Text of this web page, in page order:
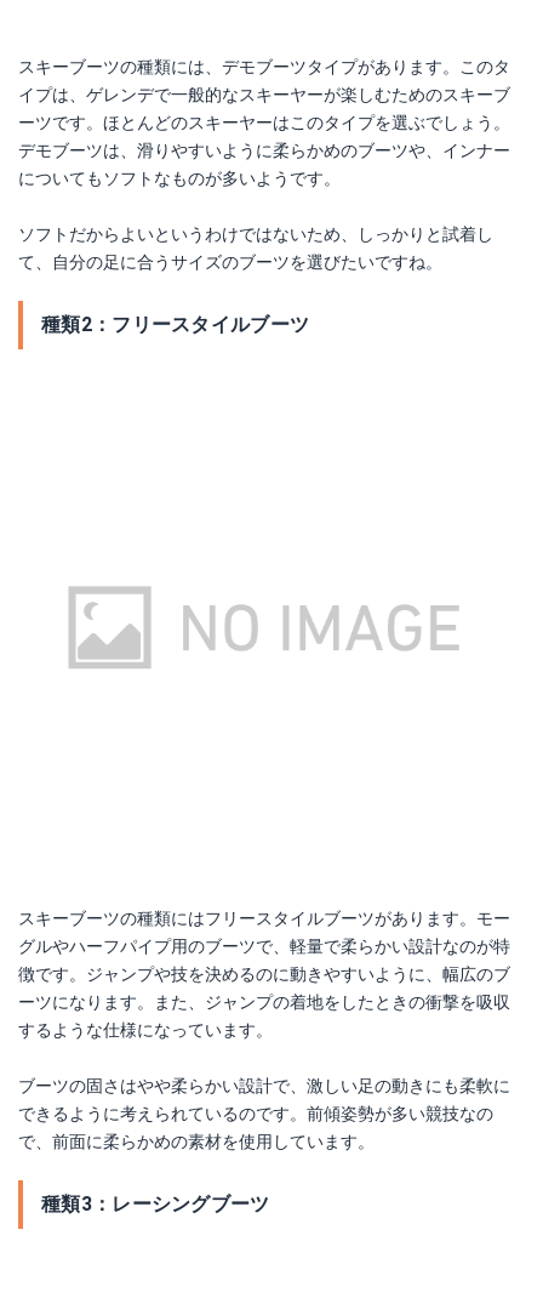
【18-19 NEWモデル】FULL TILT〔フルチルト スキーブーツ〕＜2019＞Descendant 6 [ディセンダント 6]
Amazonで詳細を見る
楽天で詳細を見る
スキーブーツの種類には、デモブーツタイプがあります。このタ
イプは、ゲレンデで一般的なスキーヤーが楽しむためのスキーブ
ーツです。ほとんどのスキーヤーはこのタイプを選ぶでしょう。
デモブーツは、滑りやすいように柔らかめのブーツや、インナー
についてもソフトなものが多いようです。
ソフトだからよいというわけではないため、しっかりと試着し
て、自分の足に合うサイズのブーツを選びたいですね。
種類2：フリースタイルブーツ
スキーブーツの種類にはフリースタイルブーツがあります。モー
グルやハーフパイプ用のブーツで、軽量で柔らかい設計なのが特
徴です。ジャンプや技を決めるのに動きやすいように、幅広のブ
ーツになります。また、ジャンプの着地をしたときの衝撃を吸収
するような仕様になっています。
ブーツの固さはやや柔らかい設計で、激しい足の動きにも柔軟に
できるように考えられているのです。前傾姿勢が多い競技なの
で、前面に柔らかめの素材を使用しています。
種類3：レーシングブーツ